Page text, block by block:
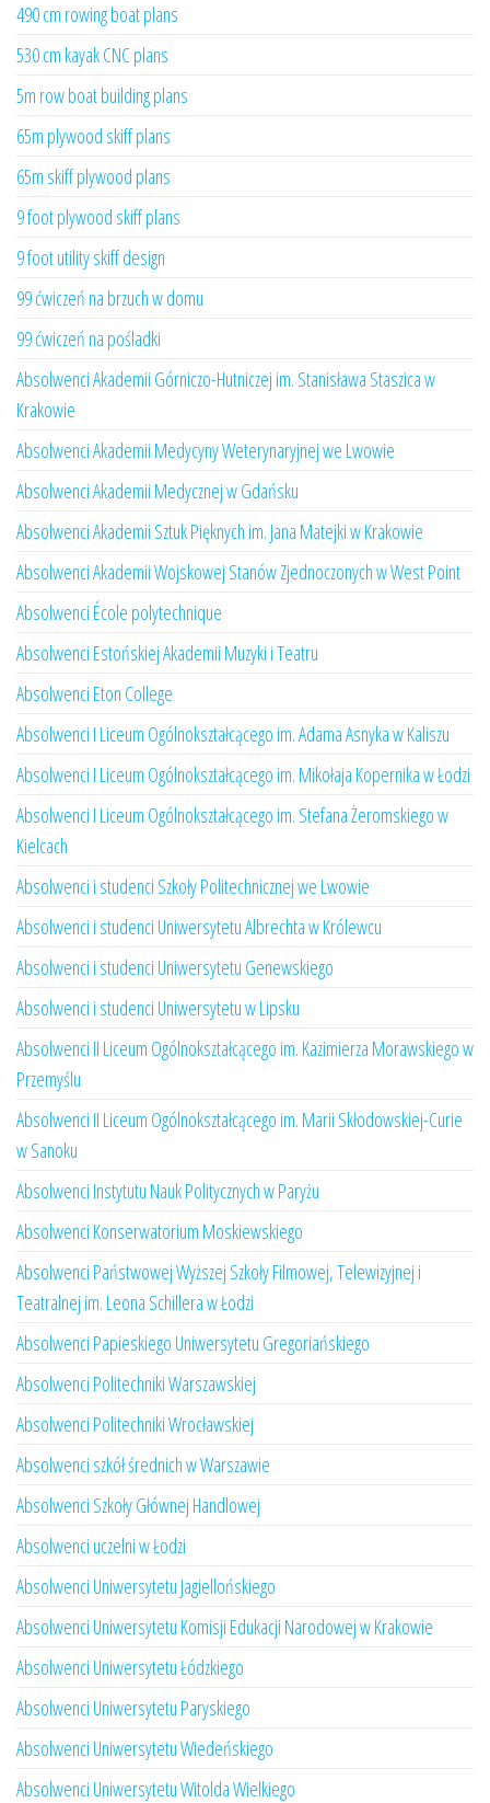
490 cm rowing boat plans
530 cm kayak CNC plans
5m row boat building plans
65m plywood skiff plans
65m skiff plywood plans
9 foot plywood skiff plans
9 foot utility skiff design
99 ćwiczeń na brzuch w domu
99 ćwiczeń na pośladki
Absolwenci Akademii Górniczo-Hutniczej im. Stanisława Staszica w
Krakowie
Absolwenci Akademii Medycyny Weterynaryjnej we Lwowie
Absolwenci Akademii Medycznej w Gdańsku
Absolwenci Akademii Sztuk Pięknych im. Jana Matejki w Krakowie
Absolwenci Akademii Wojskowej Stanów Zjednoczonych w West Point
Absolwenci École polytechnique
Absolwenci Estońskiej Akademii Muzyki i Teatru
Absolwenci Eton College
Absolwenci I Liceum Ogólnokształcącego im. Adama Asnyka w Kaliszu
Absolwenci I Liceum Ogólnokształcącego im. Mikołaja Kopernika w Łodzi
Absolwenci I Liceum Ogólnokształcącego im. Stefana Żeromskiego w
Kielcach
Absolwenci i studenci Szkoły Politechnicznej we Lwowie
Absolwenci i studenci Uniwersytetu Albrechta w Królewcu
Absolwenci i studenci Uniwersytetu Genewskiego
Absolwenci i studenci Uniwersytetu w Lipsku
Absolwenci II Liceum Ogólnokształcącego im. Kazimierza Morawskiego w
Przemyślu
Absolwenci II Liceum Ogólnokształcącego im. Marii Skłodowskiej-Curie
w Sanoku
Absolwenci Instytutu Nauk Politycznych w Paryżu
Absolwenci Konserwatorium Moskiewskiego
Absolwenci Państwowej Wyższej Szkoły Filmowej, Telewizyjnej i
Teatralnej im. Leona Schillera w Łodzi
Absolwenci Papieskiego Uniwersytetu Gregoriańskiego
Absolwenci Politechniki Warszawskiej
Absolwenci Politechniki Wrocławskiej
Absolwenci szkół średnich w Warszawie
Absolwenci Szkoły Głównej Handlowej
Absolwenci uczelni w Łodzi
Absolwenci Uniwersytetu Jagiellońskiego
Absolwenci Uniwersytetu Komisji Edukacji Narodowej w Krakowie
Absolwenci Uniwersytetu Łódzkiego
Absolwenci Uniwersytetu Paryskiego
Absolwenci Uniwersytetu Wiedeńskiego
Absolwenci Uniwersytetu Witolda Wielkiego